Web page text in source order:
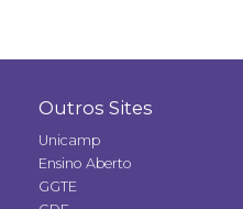
Outros Sites
Unicamp
Ensino Aberto
GGTE